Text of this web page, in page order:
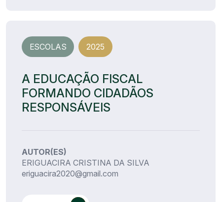
ESCOLAS 2025
A EDUCAÇÃO FISCAL
FORMANDO CIDADÃOS
RESPONSÁVEIS
AUTOR(ES)
ERIGUACIRA CRISTINA DA SILVA
eriguacira2020@gmail.com